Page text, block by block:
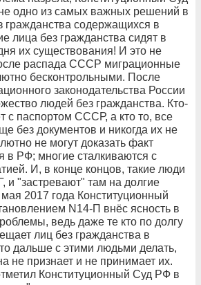
одно из самых важных решений в
гражданства содержащихся в
лица без гражданства сидят в
их существования! И это не
распада СССР миграционные
бесконтрольными. После
законодательства России
людей без гражданства. Кто-
с паспортом СССР, а кто то, все
без документов и никогда их не
не могут доказать факт
в РФ; многие сталкиваются с
И, в конце концов, такие люди
"застревают" там на долгие
2017 года Конституционный
N14-П внёс ясность в
ведь даже те кто по долгу
лиц без гражданства в
дальше с этими людьми делать,
не признает и не принимает их.
Конституционный Суд РФ в